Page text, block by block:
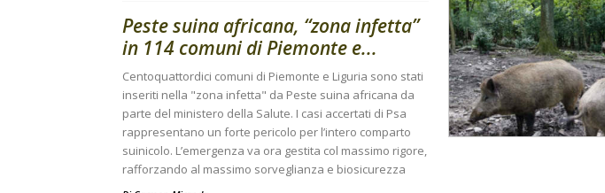
Peste suina africana, “zona infetta”
in 114 comuni di Piemonte e...
Centoquattordici comuni di Piemonte e Liguria sono stati
inseriti nella "zona infetta" da Peste suina africana da
parte del ministero della Salute. I casi accertati di Psa
rappresentano un forte pericolo per l’intero comparto
suinicolo. L’emergenza va ora gestita col massimo rigore,
rafforzando al massimo sorveglianza e biosicurezza